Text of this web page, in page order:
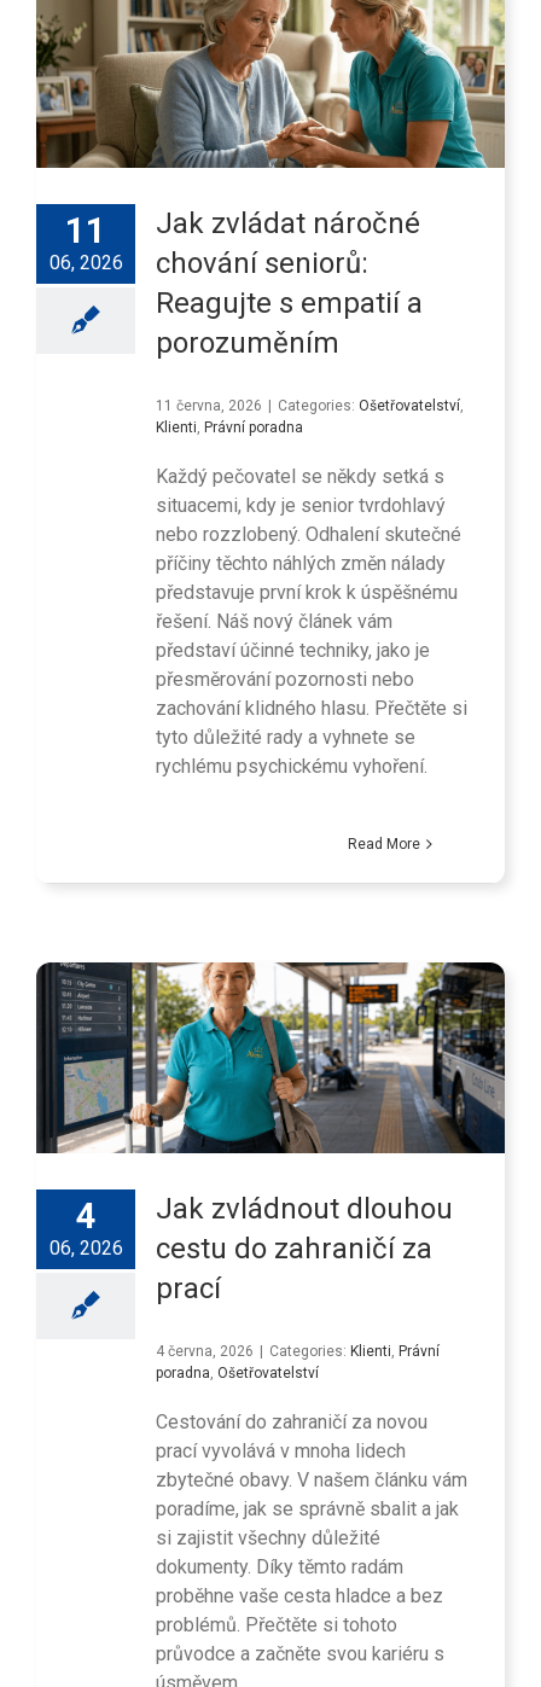
11
06, 2026
Jak zvládat náročné
chování seniorů:
Reagujte s empatií a
porozuměním
11 června, 2026 Categories: Ošetřovatelství,
Klienti, Právní poradna
Každý pečovatel se někdy setká s
situacemi, kdy je senior tvrdohlavý
nebo rozzlobený. Odhalení skutečné
příčiny těchto náhlých změn nálady
představuje první krok k úspěšnému
řešení. Náš nový článek vám
představí účinné techniky, jako je
přesměrování pozornosti nebo
zachování klidného hlasu. Přečtěte si
tyto důležité rady a vyhnete se
rychlému psychickému vyhoření.
Read More
4
06, 2026
Jak zvládnout dlouhou
cestu do zahraničí za
prací
4 června, 2026 Categories: Klienti, Právní
poradna, Ošetřovatelství
Cestování do zahraničí za novou
prací vyvolává v mnoha lidech
zbytečné obavy. V našem článku vám
poradíme, jak se správně sbalit a jak
si zajistit všechny důležité
dokumenty. Díky těmto radám
proběhne vaše cesta hladce a bez
problémů. Přečtěte si tohoto
průvodce a začněte svou kariéru s